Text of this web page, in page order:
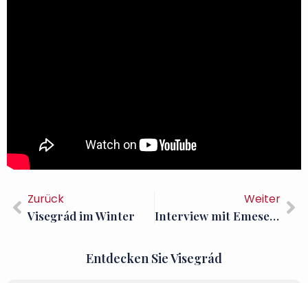
Zurück
Visegrád im Winter
Weiter
Interview mit Emese Kőrösi-Fehér, der Seele der Konditorei „Lark“ in Visegrád
Entdecken Sie Visegrád